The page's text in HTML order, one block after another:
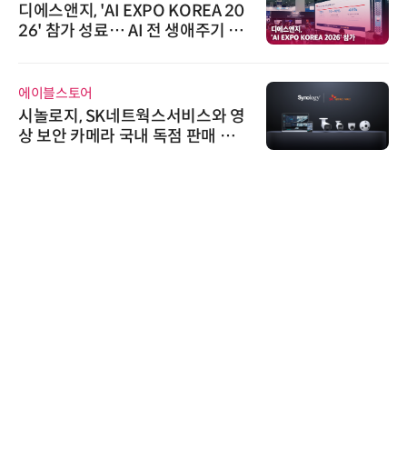
디에스앤지, 'AI EXPO KOREA 20
26' 참가 성료… AI 전 생애주기 아
에이블스토어
시놀로지, SK네트웍스서비스와 영
상 보안 카메라 국내 독점 판매 파